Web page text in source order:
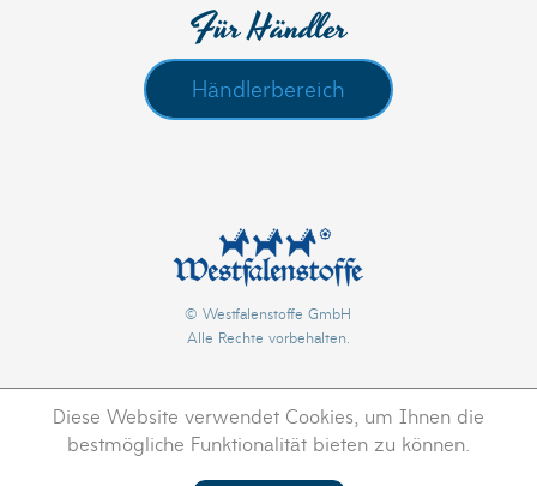
Für Händler
Händlerbereich
© Westfalenstoffe GmbH
Alle Rechte vorbehalten.
Diese Website verwendet Cookies, um Ihnen die
bestmögliche Funktionalität bieten zu können.